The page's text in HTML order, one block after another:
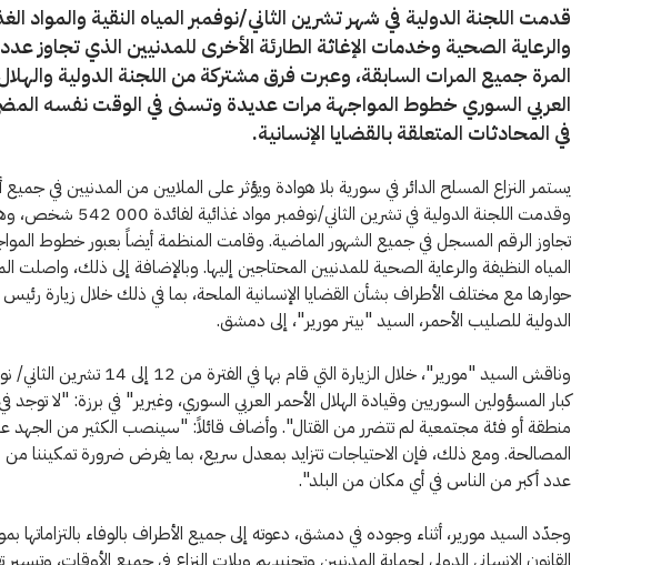
قدمت اللجنة الدولية في شهر تشرين الثاني/نوفمبر المياه النقية والمواد
والرعاية الصحية وخدمات الإغاثة الطارئة الأخرى للمدنيين الذي تجاوز
المرة جميع المرات السابقة، وعبرت فرق مشتركة من اللجنة الدولية
العربي السوري خطوط المواجهة مرات عديدة وتسنى في الوقت نفسه
في المحادثات المتعلقة بالقضايا الإنسانية.
يستمر النزاع المسلح الدائر في سورية بلا هوادة ويؤثر على الملايين من المدنيين في جميع
وقدمت اللجنة الدولية في تشرين الثاني/نوفمبر
تجاوز الرقم المسجل في جميع الشهور الماضية. وقامت المنظمة أيضاً بعبور خطوط
المياه النظيفة والرعاية الصحية للمدنيين المحتاجين إليها. وبالإضافة إلى ذلك، واصلت
حوارها مع مختلف الأطراف بشأن القضايا الإنسانية الملحة، بما في ذلك خلال زيارة رئيس
الدولية للصليب الأحمر، السيد "بيتر مورير"، إلى دمشق.
وناقش السيد "مورير"، خلال الزيارة التي قام بها في
كبار المسؤولين السوريين وقيادة الهلال الأحمر العربي السوري، وغيرير" في برزة: "لا توجد
منطقة أو فئة مجتمعية لم تتضرر من القتال". وأضاف قائلاً: "سينصب الكثير من الجهد
المصالحة. ومع ذلك، فإن الاحتياجات تتزايد بمعدل سريع، بما يفرض ضرورة تمكيننا من
عدد أكبر من الناس في أي مكان من البلد".
وجدّد السيد مورير، أثناء وجوده في دمشق، دعوته إلى جميع الأطراف بالوفاء بالتزاماتها